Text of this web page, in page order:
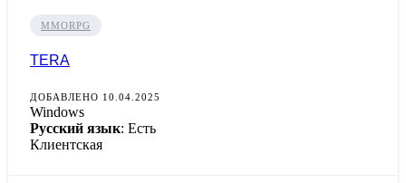
MMORPG
TERA
ДОБАВЛЕНО 10.04.2025
Windows
Русский язык: Есть
Клиентская